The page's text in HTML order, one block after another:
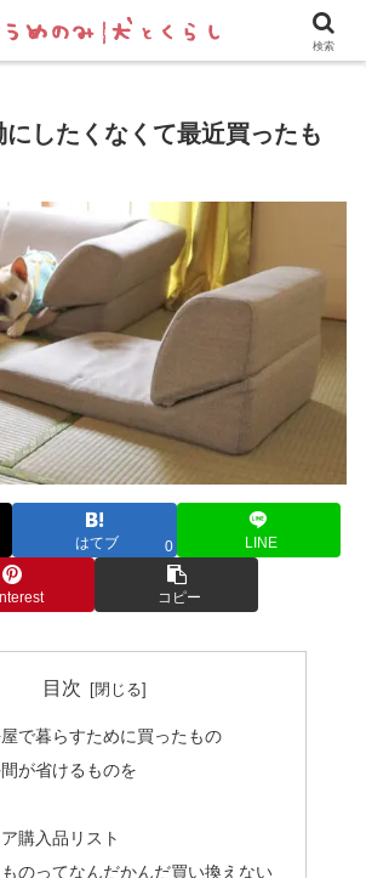
フレブル飼い方・しつけ ペットグッズ&
したくなくて最近買ったも
はてブ 0 LINE
コピー
目次
で暮らすために買ったもの
が省けるものを
購入品リスト
のってなんだかんだ買い換えない
検索